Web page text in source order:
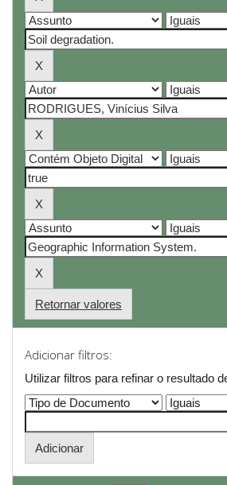
Retornar valores
Adicionar filtros:
Utilizar filtros para refinar o resultado